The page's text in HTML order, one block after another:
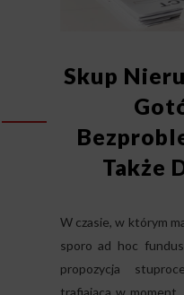
Skup
Także
W czasie, w którym
sporo ad hoc
propozycja